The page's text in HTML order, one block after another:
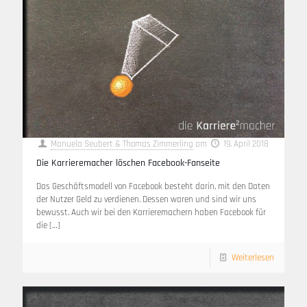
Manuela Seubert & Thomas Zimmerling am 19. April 2018
Die Karrieremacher löschen Facebook-Fanseite
Das Geschäftsmodell von Facebook besteht darin, mit den Daten
der Nutzer Geld zu verdienen. Dessen waren und sind wir uns
bewusst. Auch wir bei den Karrieremachern haben Facebook für
die[…]
Weiterlesen